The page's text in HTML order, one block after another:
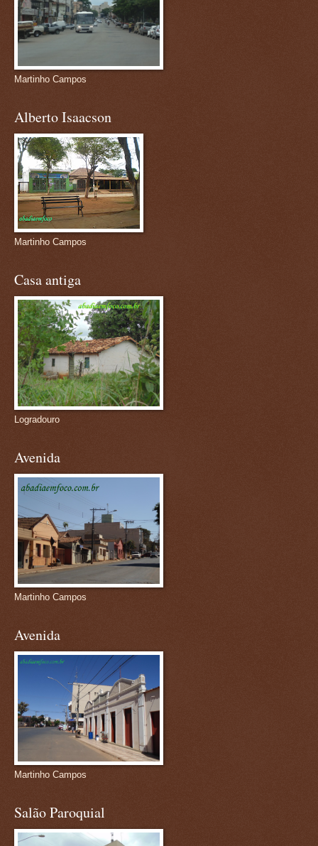
Martinho Campos
Alberto Isaacson
Martinho Campos
Casa antiga
Logradouro
Avenida
Martinho Campos
Avenida
Martinho Campos
Salão Paroquial